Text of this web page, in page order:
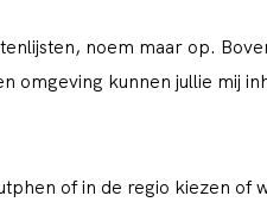
noem maar op.
kunnen jullie mij
of in de regio kiezen of